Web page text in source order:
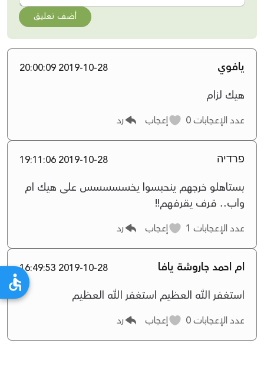
أضف تعليق
يافوي 2019-10-28 20:00:09
هيك لزام
عدد الإعجابات إعجاب رد
פרדיה 2019-10-28 19:11:06
بستاهلو خرجهم ينحبسوا يخسسسسس على هيك ام
واب.. قرف يقرفهم!!
عدد الإعجابات إعجاب رد
ام احمد جاروشة يافا 2019-10-28 16:49:53
استغفر الله العظيم استغفر الله العظيم
عدد الإعجابات إعجاب رد